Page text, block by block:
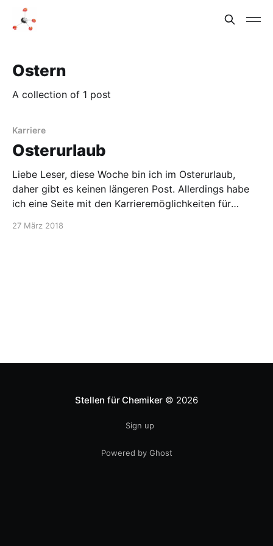
Ostern
A collection of 1 post
Karriere
Osterurlaub
Liebe Leser, diese Woche bin ich im Osterurlaub,
daher gibt es keinen längeren Post. Allerdings habe
ich eine Seite mit den Karrieremöglichkeiten für
27 März 2018
Stellen für Chemiker © 2026
Sign up
Powered by Ghost